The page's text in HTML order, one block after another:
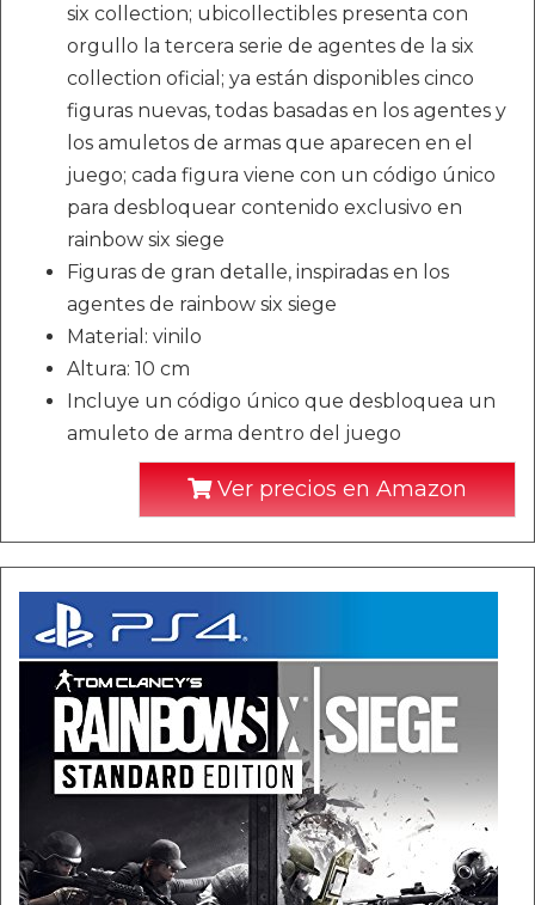
six collection; ubicollectibles presenta con
orgullo la tercera serie de agentes de la six
collection oficial; ya están disponibles cinco
figuras nuevas, todas basadas en los agentes y
los amuletos de armas que aparecen en el
juego; cada figura viene con un código único
para desbloquear contenido exclusivo en
rainbow six siege
Figuras de gran detalle, inspiradas en los
agentes de rainbow six siege
Material: vinilo
Altura: 10 cm
Incluye un código único que desbloquea un
amuleto de arma dentro del juego
Ver precios en Amazon